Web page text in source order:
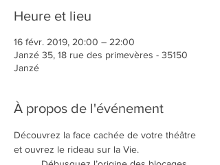
Heure et lieu
16 févr. 2019, 20:00 – 22:00
Janzé 35, 18 rue des primevères - 35150
Janzé
À propos de l'événement
Découvrez la face cachée de votre théâtre
et ouvrez le rideau sur la Vie.